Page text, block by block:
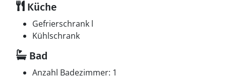
Küche
Gefrierschrank l
Kühlschrank
Bad
Anzahl Badezimmer: 1